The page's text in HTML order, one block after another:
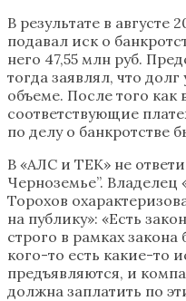
В результате в августе
подавал иск о
него 47,55 млн руб.
тогда заявлял, что
объеме. После того как
соответствующие
по делу о банкротстве
В «АЛС и ТЕК» не
Черноземье”.
Торохов
на публику»: «Есть
строго в рамках закона
кого-то есть какие-то
предъявляются, и
должна заплатить по